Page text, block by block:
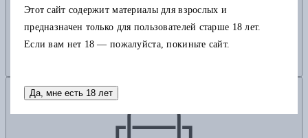
Добавить в корзину
Этот сайт содержит материалы для взрослых и
предназначен только для пользователей старше 18 лет.
Если вам нет 18 — пожалуйста, покиньте сайт.
Да, мне есть 18 лет